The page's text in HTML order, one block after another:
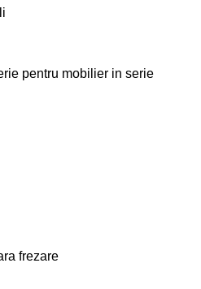
pentru mobilier in serie
frezare